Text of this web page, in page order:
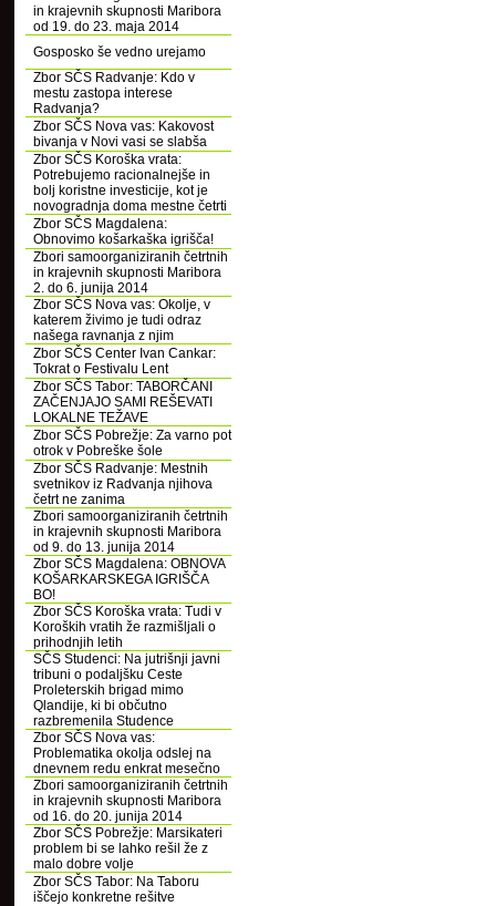
in krajevnih skupnosti Maribora
od 19. do 23. maja 2014
Gosposko še vedno urejamo
Zbor SČS Radvanje: Kdo v
mestu zastopa interese
Radvanja?
Zbor SČS Nova vas: Kakovost
bivanja v Novi vasi se slabša
Zbor SČS Koroška vrata:
Potrebujemo racionalnejše in
bolj koristne investicije, kot je
novogradnja doma mestne četrti
Zbor SČS Magdalena:
Obnovimo košarkaška igrišča!
Zbori samoorganiziranih četrtnih
in krajevnih skupnosti Maribora
2. do 6. junija 2014
Zbor SČS Nova vas: Okolje, v
katerem živimo je tudi odraz
našega ravnanja z njim
Zbor SČS Center Ivan Cankar:
Tokrat o Festivalu Lent
Zbor SČS Tabor: TABORČANI
ZAČENJAJO SAMI REŠEVATI
LOKALNE TEŽAVE
Zbor SČS Pobrežje: Za varno pot
otrok v Pobreške šole
Zbor SČS Radvanje: Mestnih
svetnikov iz Radvanja njihova
četrt ne zanima
Zbori samoorganiziranih četrtnih
in krajevnih skupnosti Maribora
od 9. do 13. junija 2014
Zbor SČS Magdalena: OBNOVA
KOŠARKARSKEGA IGRIŠČA
BO!
Zbor SČS Koroška vrata: Tudi v
Koroških vratih že razmišljali o
prihodnjih letih
SČS Studenci: Na jutrišnji javni
tribuni o podaljšku Ceste
Proleterskih brigad mimo
Qlandije, ki bi občutno
razbremenila Studence
Zbor SČS Nova vas:
Problematika okolja odslej na
dnevnem redu enkrat mesečno
Zbori samoorganiziranih četrtnih
in krajevnih skupnosti Maribora
od 16. do 20. junija 2014
Zbor SČS Pobrežje: Marsikateri
problem bi se lahko rešil že z
malo dobre volje
Zbor SČS Tabor: Na Taboru
iščejo konkretne rešitve